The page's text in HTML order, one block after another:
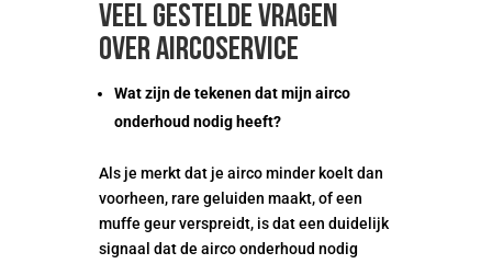
Veel gestelde vragen
over Aircoservice
Wat zijn de tekenen dat mijn airco
onderhoud nodig heeft?
Als je merkt dat je airco minder koelt dan
voorheen, rare geluiden maakt, of een
muffe geur verspreidt, is dat een duidelijk
signaal dat de airco onderhoud nodig